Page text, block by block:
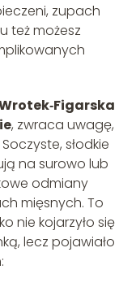
zupach
też możesz
, zwraca uwagę,
słodkie
na surowo lub
odmiany
mięsnych. To
nie kojarzyło się
lecz pojawiało